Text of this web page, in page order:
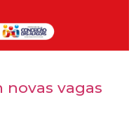
novas vagas